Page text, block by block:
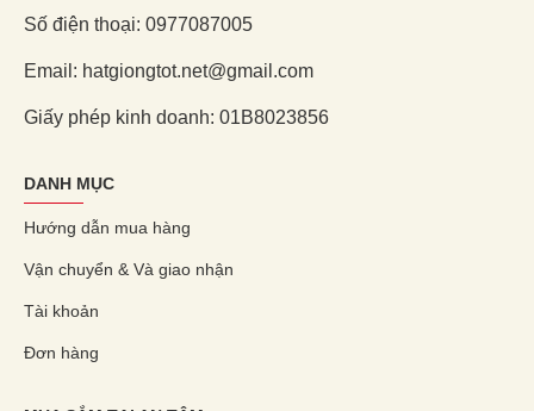
Số điện thoại: 0977087005
Email: hatgiongtot.net@gmail.com
Giấy phép kinh doanh: 01B8023856
DANH MỤC
Hướng dẫn mua hàng
Vận chuyển & Và giao nhận
Tài khoản
Đơn hàng